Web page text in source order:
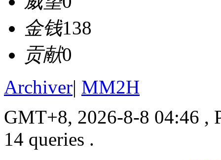
金钱138
贡献0
Archiver| MM2H
GMT+8, 2026-8-8 04:46 ,
14 queries .